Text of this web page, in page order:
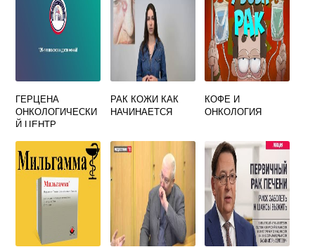
ГЕРЦЕНА
ОНКОЛОГИЧЕСКИ
Й ЦЕНТР
МОСКВА
РАК КОЖИ КАК
НАЧИНАЕТСЯ
КОФЕ И
ОНКОЛОГИЯ